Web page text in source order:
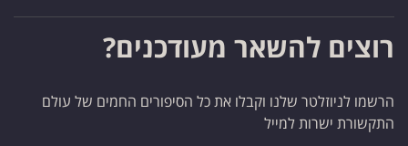
רוצים להשאר מעודכנים?
הרשמו לניוזלטר שלנו וקבלו את כל הסיפורים החמים של עולם
התקשורת ישרות למייל